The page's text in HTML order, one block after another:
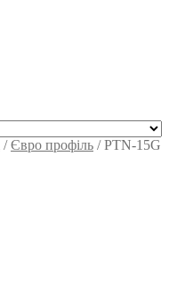
/Євро профіль /PTN-15G